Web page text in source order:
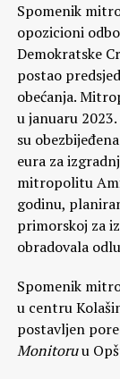
Spomenik
opozicioni
Demokratske
postao
obećanja.
u januaru
su
eura za
mitropolitu
godinu,
primorskoj za
obradovala
Spomenik
u centru
postavljen
Monitoruu